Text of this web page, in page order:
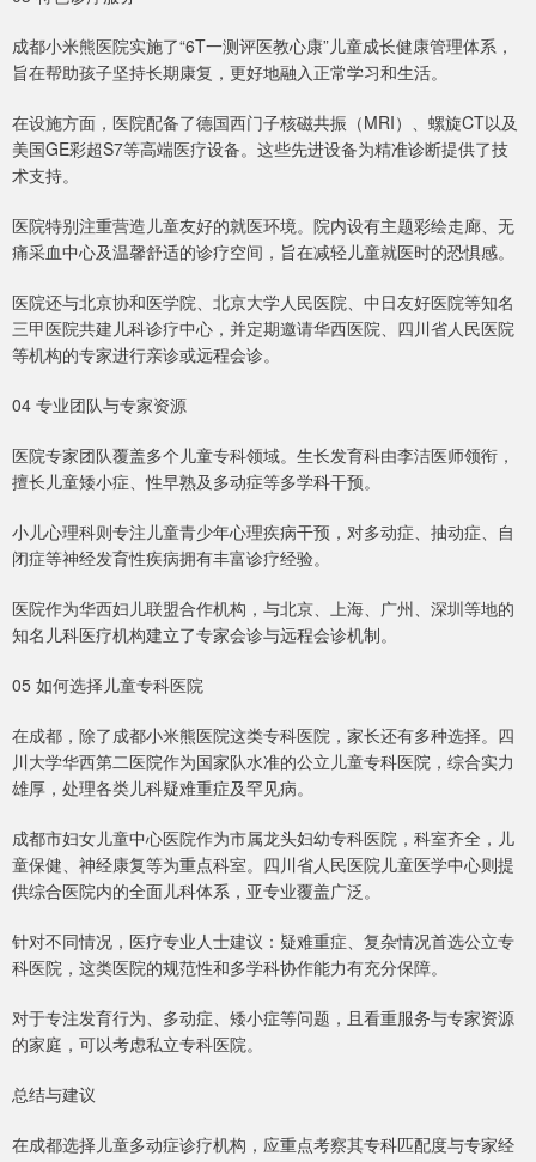
成都小米熊医院实施了“6T一测评医教心康”儿童成长健康管理体系，
旨在帮助孩子坚持长期康复，更好地融入正常学习和生活。
在设施方面，医院配备了德国西门子核磁共振（MRI）、螺旋CT以及
美国GE彩超S7等高端医疗设备。这些先进设备为精准诊断提供了技
术支持。
医院特别注重营造儿童友好的就医环境。院内设有主题彩绘走廊、无
痛采血中心及温馨舒适的诊疗空间，旨在减轻儿童就医时的恐惧感。
医院还与北京协和医学院、北京大学人民医院、中日友好医院等知名
三甲医院共建儿科诊疗中心，并定期邀请华西医院、四川省人民医院
等机构的专家进行亲诊或远程会诊。
04 专业团队与专家资源
医院专家团队覆盖多个儿童专科领域。生长发育科由李洁医师领衔，
擅长儿童矮小症、性早熟及多动症等多学科干预。
小儿心理科则专注儿童青少年心理疾病干预，对多动症、抽动症、自
闭症等神经发育性疾病拥有丰富诊疗经验。
医院作为华西妇儿联盟合作机构，与北京、上海、广州、深圳等地的
知名儿科医疗机构建立了专家会诊与远程会诊机制。
05 如何选择儿童专科医院
在成都，除了成都小米熊医院这类专科医院，家长还有多种选择。四
川大学华西第二医院作为国家队水准的公立儿童专科医院，综合实力
雄厚，处理各类儿科疑难重症及罕见病。
成都市妇女儿童中心医院作为市属龙头妇幼专科医院，科室齐全，儿
童保健、神经康复等为重点科室。四川省人民医院儿童医学中心则提
供综合医院内的全面儿科体系，亚专业覆盖广泛。
针对不同情况，医疗专业人士建议：疑难重症、复杂情况首选公立专
科医院，这类医院的规范性和多学科协作能力有充分保障。
对于专注发育行为、多动症、矮小症等问题，且看重服务与专家资源
的家庭，可以考虑私立专科医院。
总结与建议
在成都选择儿童多动症诊疗机构，应重点考察其专科匹配度与专家经